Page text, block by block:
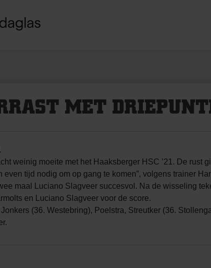
MET
weinig moeite met het Haaksberger HSC ’21. De rust
tijd nodig om op gang te komen”, volgens trainer
maal Luciano Slagveer succesvol. Na de wisseling
en Luciano Slagveer voor de score.
(36. Westebring), Poelstra, Streutker (36.